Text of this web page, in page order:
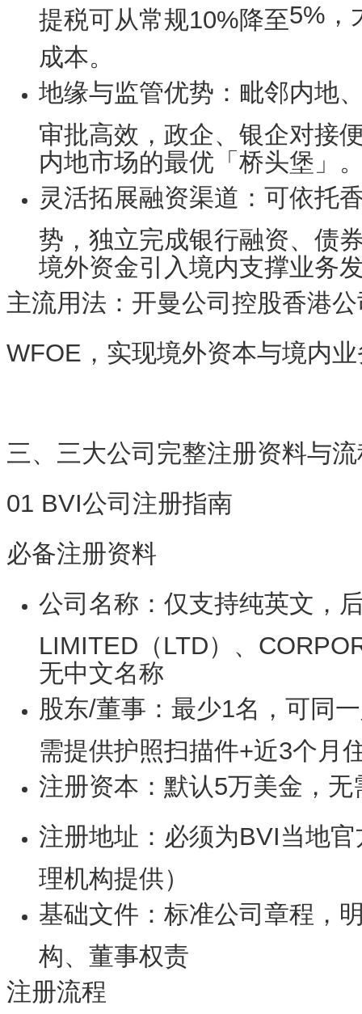
提税可从常规10%降至5%
成本。
地缘与监管优势 ：毗邻内地
审批高效，政企、银企对接
内地市场的最优「桥头堡」
灵活拓展融资渠道 ：可依托
势，独立完成银行融资、债
境外资金引入境内支撑业务
主流用法 ：开曼公司控股香港
WFOE，实现境外资本与境内
三、三大公司完整注册资料与
01 BVI公司注册指南
必备注册资料
公司名称：仅支持纯英文，
LIMITED（LTD）、
无中文名称
股东/董事：最少1名，可同
需提供护照扫描件+近3个月
注册资本：默认5万美金，
注册地址：必须为BVI当地
理机构提供）
基础文件：标准公司章程，
构、董事权责
注册流程